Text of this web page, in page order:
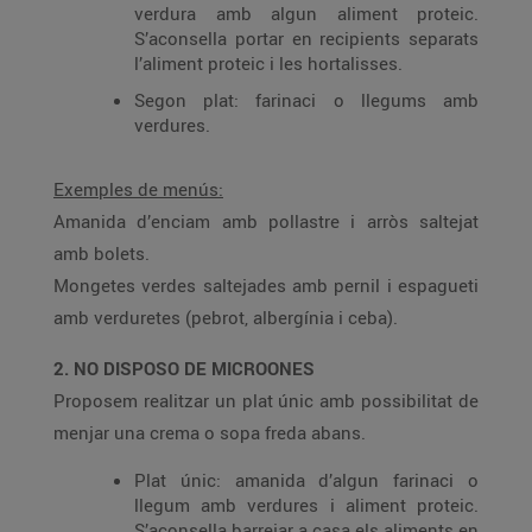
verdura amb algun aliment proteic.
S’aconsella portar en recipients separats
l’aliment proteic i les hortalisses.
Segon plat: farinaci o llegums amb
verdures.
Exemples de menús:
Amanida d’enciam amb pollastre i arròs saltejat
amb bolets.
Mongetes verdes saltejades amb pernil i espagueti
amb verduretes (pebrot, albergínia i ceba).
2. NO DISPOSO DE MICROONES
Proposem realitzar un plat únic amb possibilitat de
menjar una crema o sopa freda abans.
Plat únic: amanida d’algun farinaci o
llegum amb verdures i aliment proteic.